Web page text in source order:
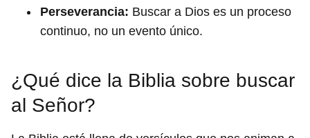
Perseverancia: Buscar a Dios es un proceso
continuo, no un evento único.
¿Qué dice la Biblia sobre buscar
al Señor?